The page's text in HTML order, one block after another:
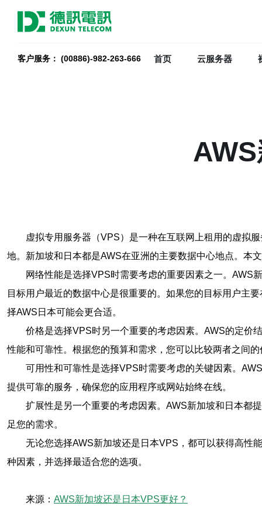
客户服务： (00886)-982-263-666 首页 云服务器
虚拟专用服务器（VPS）是一种在互联网上租用的虚拟
地。新加坡和日本都是AWS在亚洲的主要数据中心地点。本
网络性能是选择VPS时需要考虑的重要因素之一。AWS
目标用户最近的数据中心是很重要的。如果您的目标用户主
择AWS日本可能会更合适。
价格是选择VPS时另一个重要的考虑因素。AWS的定价
性能和可靠性。根据您的预算和需求，您可以比较两者之间
可用性和可靠性是选择VPS时需要考虑的关键因素。
提供可靠的服务，确保您的应用程序或网站始终在线。
扩展性是另一个重要的考虑因素。AWS新加坡和日本都
足您的需求。
无论您选择AWS新加坡还是日本VPS，都可以获得高性
种因素，并选择最适合您的选项。
来源： AWS新加坡还是日本VPS更好？